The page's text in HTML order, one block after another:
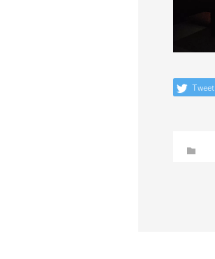
Tweet